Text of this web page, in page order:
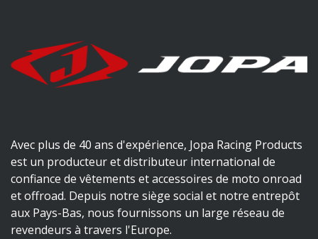
Avec plus de 40 ans d'expérience, Jopa Racing Products
est un producteur et distributeur international de
confiance de vêtements et accessoires de moto onroad
et offroad. Depuis notre siège social et notre entrepôt
aux Pays-Bas, nous fournissons un large réseau de
revendeurs à travers l'Europe.